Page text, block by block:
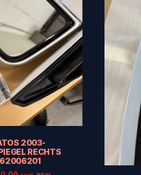
2003-
RECHTS